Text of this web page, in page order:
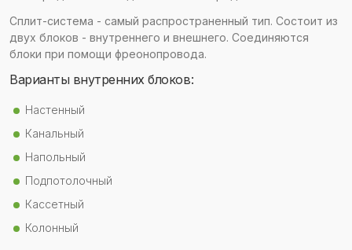
Сплит-система - самый распространенный тип. Состоит из
двух блоков - внутреннего и внешнего. Соединяются
блоки при помощи фреонопровода.
Варианты внутренних блоков:
Настенный
Канальный
Напольный
Подпотолочный
Кассетный
Колонный